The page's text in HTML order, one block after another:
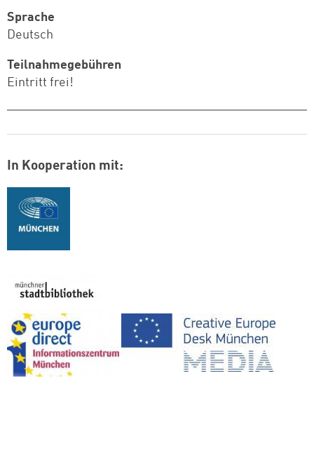
Sprache
Deutsch
Teilnahmegebühren
Eintritt frei!
In Kooperation mit:
Logo: Logo: